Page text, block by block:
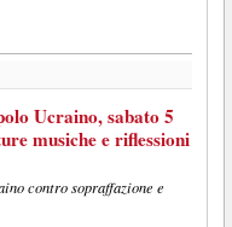
Ucraino, sabato 5
musiche e riflessioni
contro sopraffazione e